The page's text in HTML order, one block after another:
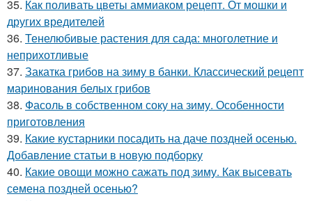
35. Как поливать цветы аммиаком рецепт. От мошки и
других вредителей
36. Тенелюбивые растения для сада: многолетние и
неприхотливые
37. Закатка грибов на зиму в банки. Классический рецепт
маринования белых грибов
38. Фасоль в собственном соку на зиму. Особенности
приготовления
39. Какие кустарники посадить на даче поздней осенью.
Добавление статьи в новую подборку
40. Какие овощи можно сажать под зиму. Как высевать
семена поздней осенью?